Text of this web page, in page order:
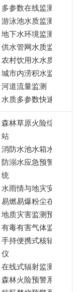
多参数在线监测系统
游泳池水质监测系统
地下水环境监测
供水管网水质监测
农村饮用水水质监测
城市内涝积水监测
河道流量监测
水质多参数快速检测
森林草原火险综合监测
站
消防水池水箱水位监测
防溺水应急预警喊话系
统
水雨情与地灾安全监测
易燃易爆粉尘在线监测
地质灾害监测预警系统
有毒有害气体监测
手持便携式核辐射检测
仪
在线式辐射监测仪
森林火险预警系统